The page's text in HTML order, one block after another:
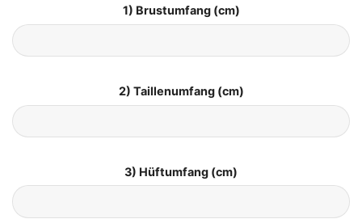
1) Brustumfang (cm)
2) Taillenumfang (cm)
3) Hüftumfang (cm)